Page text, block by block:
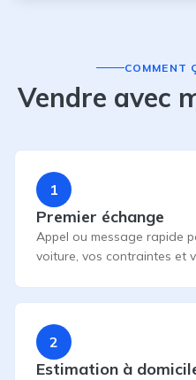
COMMENT
Vendre avec
1
Premier échange
Appel ou message rapide
voiture, vos contraintes et
2
Estimation à